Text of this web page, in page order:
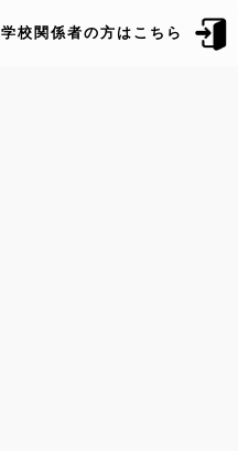
学校関係者の方はこちら